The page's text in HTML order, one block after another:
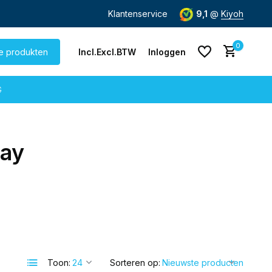
Gratis verzending vanaf € 60,-
Klantenservice 9,1 @ Kiyoh
produkten Incl.Excl.BTW Inloggen
0
Toon: Sorteren op: